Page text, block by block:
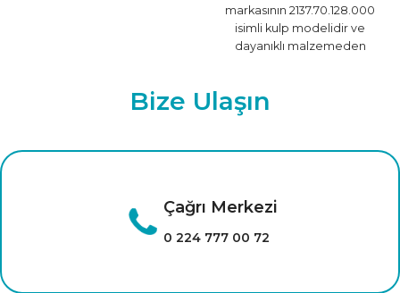
markasının 2137.70.128.000
isimli kulp modelidir ve
dayanıklı malzemeden
Bize Ulaşın
Çağrı Merkezi
0 224 777 00 72